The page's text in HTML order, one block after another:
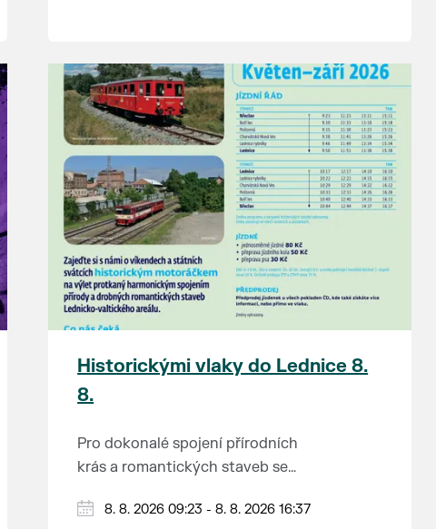
Historickými vlaky do Lednice 8.
8.
Pro dokonalé spojení přírodních
krás a romantických staveb se
přezdívá Zahrada Evropy. Na výlet
Od 1. května do 28. září vás o
8. 8. 2026 09:23 - 8. 8. 2026 16:37